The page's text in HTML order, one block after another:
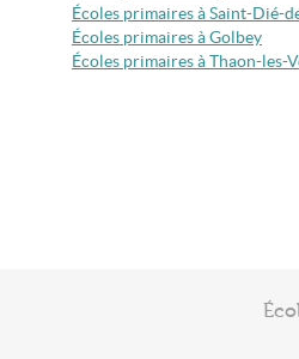
Écoles primaires à Saint-Dié-
Écoles primaires à Golbey
Écoles primaires à Thaon-les-